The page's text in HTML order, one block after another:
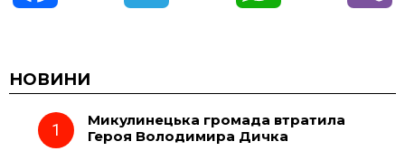
c
e e t
НОВИНИ
Микулинецька громада втратила
Героя Володимира Дичка